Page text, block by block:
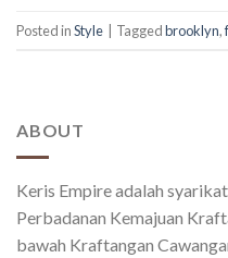
Posted inStyle Taggedbrooklyn,
ABOUT
Keris Empire adalah
Perbadanan Kemajuan
bawah Kraftangan